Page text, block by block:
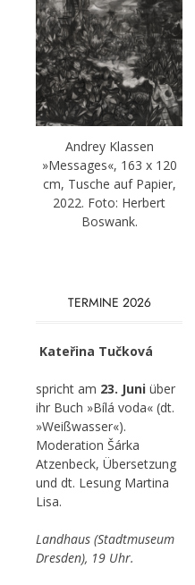
Andrey Klassen
»Messages«, 163 x 120
cm, Tusche auf Papier,
2022. Foto: Herbert
Boswank.
TERMINE 2026
Kateřina Tučková
spricht am 23. Juni über
ihr Buch »Bílá voda« (dt.
»Weißwasser«).
Moderation Šárka
Atzenbeck, Übersetzung
und dt. Lesung Martina
Lisa.
Landhaus (Stadtmuseum
Dresden), 19 Uhr.